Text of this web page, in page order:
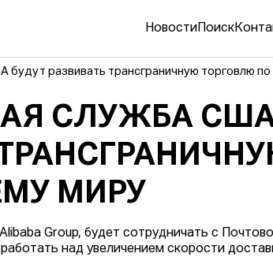
Новости Поиск
будут развивать трансграничную торговлю
СЛУЖБА
МИРУ
Group, будет сотрудничать с
над увеличением скорости